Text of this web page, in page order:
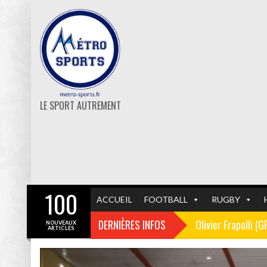
LE SPORT AUTREMENT
ACCUEIL FOOTBALL RUGBY
DERNIÈRES INFOS Olivier Frapolli
Christophe
100
NOUVEAUX
ARTICLES
GF38